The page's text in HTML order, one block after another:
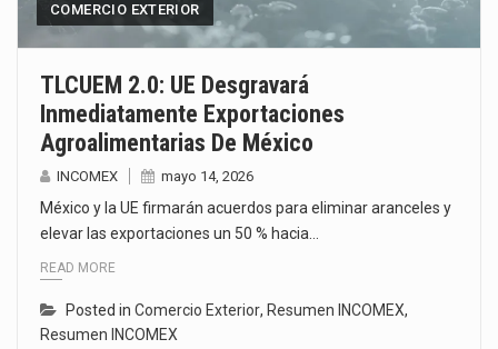
COMERCIO EXTERIOR
TLCUEM 2.0: UE Desgravará
Inmediatamente Exportaciones
Agroalimentarias De México
INCOMEX mayo 14, 2026
México y la UE firmarán acuerdos para eliminar aranceles y
elevar las exportaciones un 50 % hacia…
READ MORE
Posted in Comercio Exterior, Resumen INCOMEX,
Resumen INCOMEX